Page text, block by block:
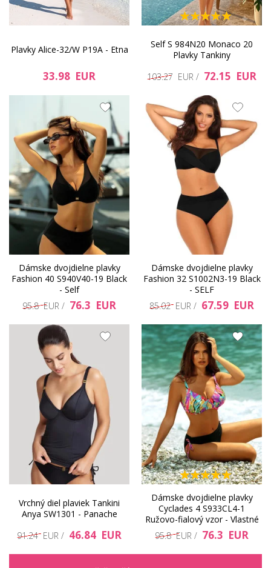
Plavky Alice-32/W P19A - Etna
33.98 EUR
Self S 984N20 Monaco 20
Plavky Tankiny
103.27 EUR / 72.15 EUR
Dámske dvojdielne plavky
Fashion 40 S940V40-19 Black
- Self
95.8 EUR / 76.3 EUR
Dámske dvojdielne plavky
Fashion 32 S1002N3-19 Black
- SELF
85.02 EUR / 67.59 EUR
Vrchný diel plaviek Tankini
Anya SW1301 - Panache
91.24 EUR / 46.84 EUR
Dámske dvojdielne plavky
Cyclades 4 S933CL4-1
Ružovo-fialový vzor - Vlastné
95.8 EUR / 76.3 EUR